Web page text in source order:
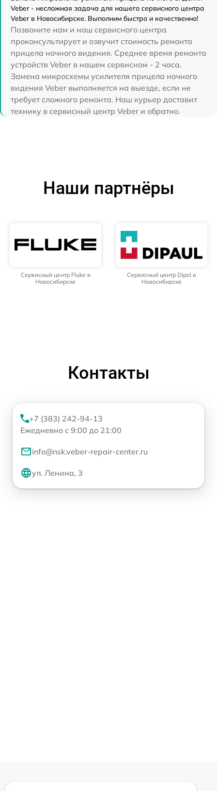
Veber - несложная задача для нашего сервисного центра
Veber в Новосибирске. Выполним быстро и качественно!
Позвоните нам и наш сервисного центра
проконсультирует и озвучит стоимость ремонта
прицела ночного видения. Среднее время ремонта
устройств Veber в нашем сервисном - 2 часа.
Замена микросхемы усилителя прицела ночного
видения Veber выполняется на выезде, если не
требует сложного ремонта. Наш курьер доставит
технику в сервисный центр Veber и обратно.
Наши партнёры
Сервисный центр Fluke в
Новосибирске
Сервисный центр Dipol в
Новосибирске
Контакты
+7 (383) 242-94-13
Ежедневно с 9:00 до 21:00
info@nsk.veber-repair-center.ru
ул. Ленина, 3